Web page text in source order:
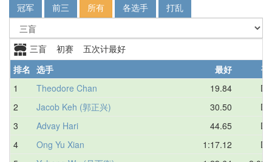
冠军 前三 所有 各选手 打乱
三盲 初赛 五次计最好
排名 选手 最好
平
1
Theodore Chan 19.84
2
Jacob Keh (郭正兴) 30.50
3
Advay Hari 44.65
4
Ong Yu Xian 1:17.12